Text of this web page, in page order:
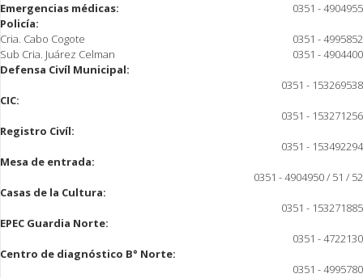
Emergencias médicas:
0351 - 4904955
Policía:
Cria. Cabo Cogote
0351 - 4995852
Sub Cria. Juárez Celman
0351 - 4904400
Defensa Civíl Municipal:
0351 - 153269538
CIC:
0351 - 153271256
Registro Civíl:
0351 - 153492294
Mesa de entrada:
0351 - 4904950 / 51 / 52
Casas de la Cultura:
0351 - 153271885
EPEC Guardia Norte:
0351 - 4722130
Centro de diagnóstico B° Norte:
0351 - 4995780